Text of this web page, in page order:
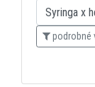
podrobné